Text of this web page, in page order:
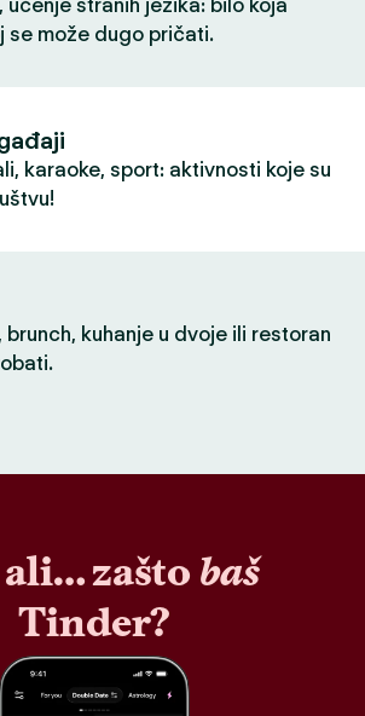
učenje stranih jezika: bilo koja
se može dugo pričati.
karaoke, sport: aktivnosti koje su
brunch, kuhanje u dvoje ili restoran
zašto baš
Tinder?